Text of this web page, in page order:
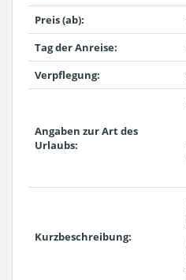
Preis (ab):
Tag der Anreise:
Verpflegung:
Angaben zur Art des
Urlaubs:
Kurzbeschreibung: